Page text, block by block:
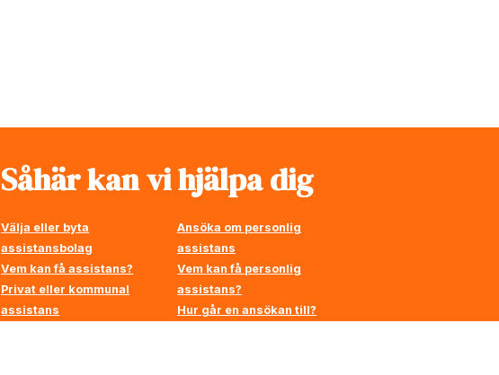
Såhär kan vi hjälpa dig
Välja eller byta
assistansbolag
Vem kan få assistans?
Privat eller kommunal
assistans
Ansöka om personlig
assistans
Vem kan få personlig
assistans?
Hur går en ansökan till?